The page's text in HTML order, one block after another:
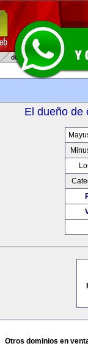
El dueño de
Otros dominios en